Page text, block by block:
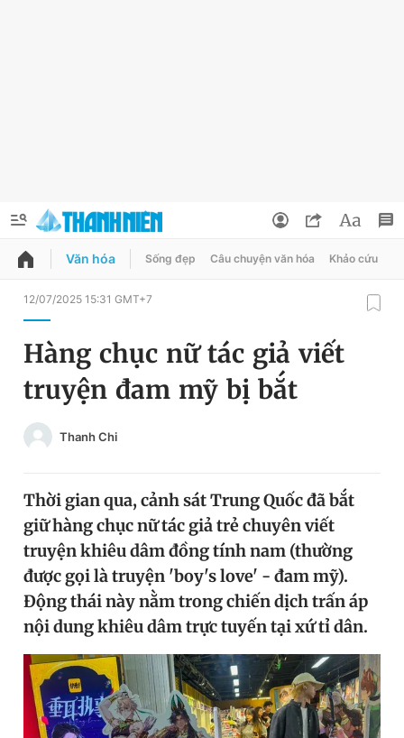
QUẢNG CÁO
Chuyên mục
Chuyên mục khác
Tin thị trường Tin 360
Video Magazine
Tiện ích Bạn cần biết
Đổi mật khẩu
Tin đã lưu
Tin đã xem
Đăng xuất
Văn hóa Sống đẹp Câu chuyện văn hóa Khảo cứu
12/07/2025 15:31 GMT+7
Hàng chục nữ tác giả viết
truyện đam mỹ bị bắt
Thanh Chi
Thời gian qua, cảnh sát Trung Quốc đã bắt
giữ hàng chục nữ tác giả trẻ chuyên viết
truyện khiêu dâm đồng tính nam (thường
được gọi là truyện 'boy's love' - đam mỹ).
Động thái này nằm trong chiến dịch trấn áp
nội dung khiêu dâm trực tuyến tại xứ tỉ dân.